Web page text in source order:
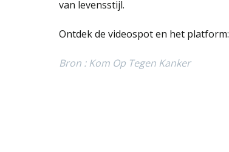
van levensstijl.
Ontdek de videospot en het platform:
Bron : Kom Op Tegen Kanker